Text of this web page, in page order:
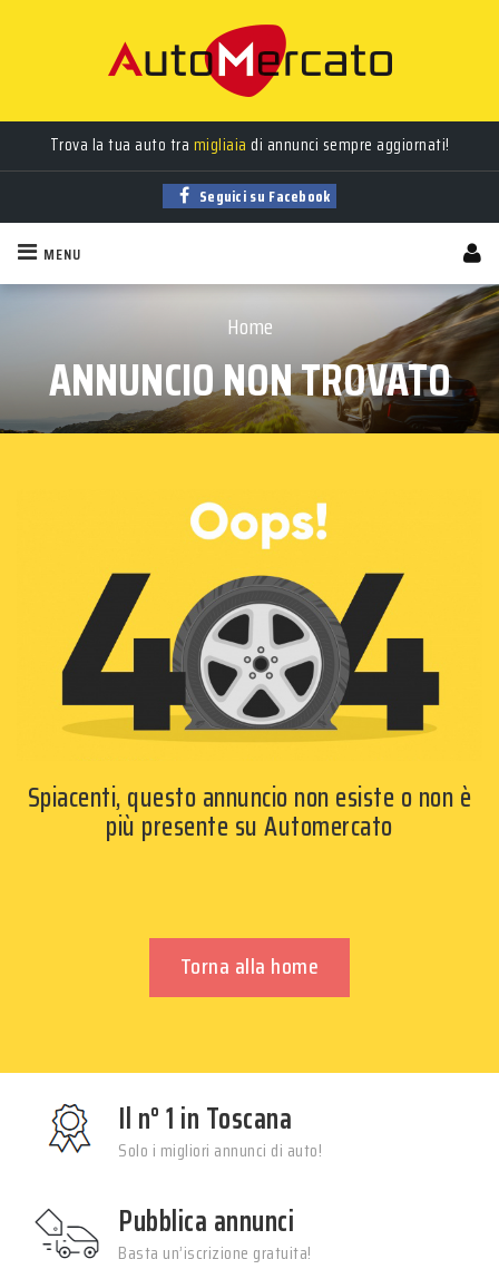
Trova la tua auto tra migliaia di annunci sempre aggiornati!
Seguici su Facebook
MENU
Home
ANNUNCIO NON TROVATO
Spiacenti, questo annuncio non esiste o non è
più presente su Automercato
Torna alla home
Il n° 1 in Toscana
Solo i migliori annunci di auto!
Pubblica annunci
Basta un’iscrizione gratuita!